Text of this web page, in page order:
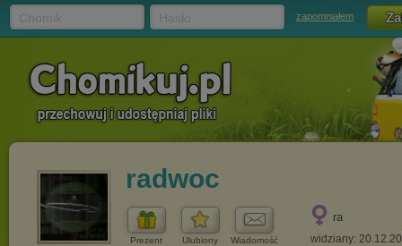
zapomniałem
radwoc
Prezent Ulubiony Wiadomość
ra
widziany: